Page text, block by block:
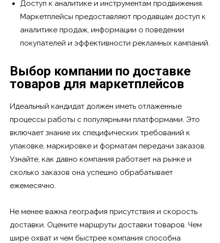
Доступ к аналитике и инструментам продвижения.
Маркетплейсы предоставляют продавцам доступ к
аналитике продаж, информации о поведении
покупателей и эффективности рекламных кампаний.
Выбор компании по доставке
товаров для маркетплейсов
Идеальный кандидат должен иметь отлаженные
процессы работы с популярными платформами. Это
включает знание их специфических требований к
упаковке, маркировке и форматам передачи заказов.
Узнайте, как давно компания работает на рынке и
сколько заказов она успешно обрабатывает
ежемесячно.
Не менее важна география присутствия и скорость
доставки. Оцените маршруты доставки товаров. Чем
шире охват и чем быстрее компания способна